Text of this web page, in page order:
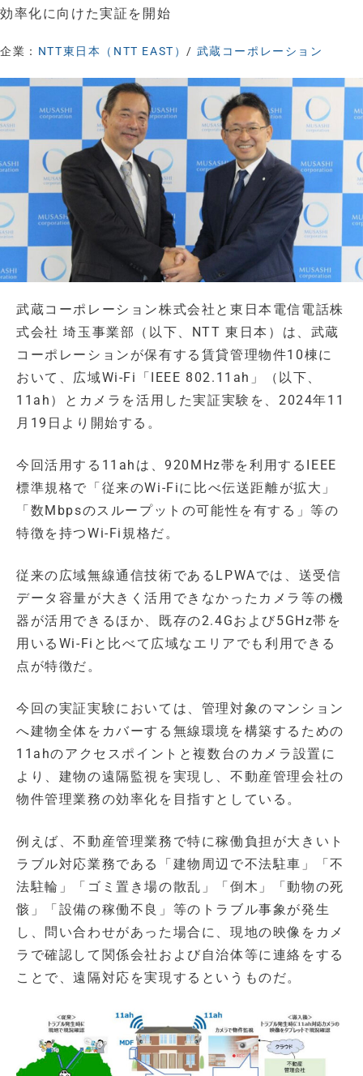
効率化に向けた実証を開始
企業： NTT東日本（NTT EAST）/ 武蔵コーポレーション
武蔵コーポレーション株式会社と東日本電信電話株
式会社 埼玉事業部（以下、NTT 東日本）は、武蔵
コーポレーションが保有する賃貸管理物件10棟に
おいて、広域Wi-Fi「IEEE 802.11ah」（以下、
11ah）とカメラを活用した実証実験を、2024年11
月19日より開始する。
今回活用する11ahは、920MHz帯を利用するIEEE
標準規格で「従来のWi-Fiに比べ伝送距離が拡大」
「数Mbpsのスループットの可能性を有する」等の
特徴を持つWi-Fi規格だ。
従来の広域無線通信技術であるLPWAでは、送受信
データ容量が大きく活用できなかったカメラ等の機
器が活用できるほか、既存の2.4Gおよび5GHz帯を
用いるWi-Fiと比べて広域なエリアでも利用できる
点が特徴だ。
今回の実証実験においては、管理対象のマンション
へ建物全体をカバーする無線環境を構築するための
11ahのアクセスポイントと複数台のカメラ設置に
より、建物の遠隔監視を実現し、不動産管理会社の
物件管理業務の効率化を目指すとしている。
例えば、不動産管理業務で特に稼働負担が大きいト
ラブル対応業務である「建物周辺で不法駐車」「不
法駐輪」「ゴミ置き場の散乱」「倒木」「動物の死
骸」「設備の稼働不良」等のトラブル事象が発生
し、問い合わせがあった場合に、現地の映像をカメ
ラで確認して関係会社および自治体等に連絡をする
ことで、遠隔対応を実現するというものだ。